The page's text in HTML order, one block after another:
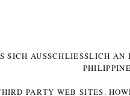
SICH AUSSCHLIESSLICH
PARTY WEB SITES.